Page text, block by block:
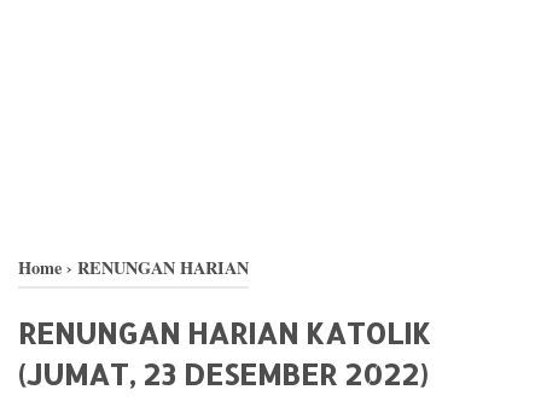
Home› RENUNGAN HARIAN
RENUNGAN HARIAN KATOLIK
(JUMAT, 23 DESEMBER 2022)